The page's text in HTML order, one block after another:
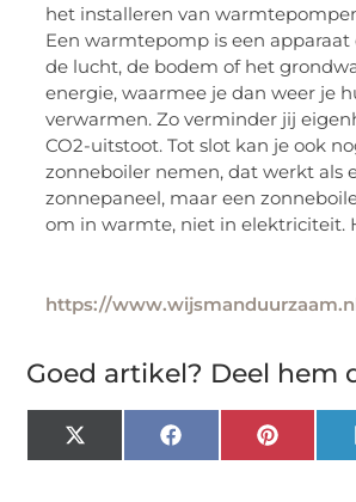
het installeren van
Een warmtepomp is een
de lucht, de bodem of het
energie, waarmee je dan weer je
verwarmen. Zo verminder jij
CO2-uitstoot. Tot slot kan je ook
zonneboiler nemen, dat werkt als
zonnepaneel, maar een
om in warmte, niet in elektriciteit.
https://
Goed artikel? Deel hem
X
(Twitter)
Facebook